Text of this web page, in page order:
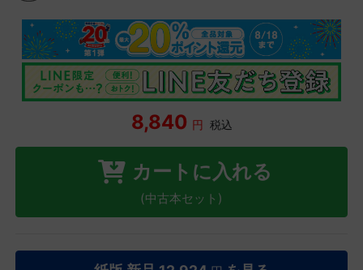
8,840 円 税込
カートに入れる
(中古本セット)